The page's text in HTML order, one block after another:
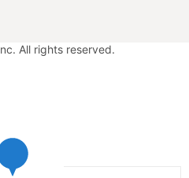
All rights reserved.